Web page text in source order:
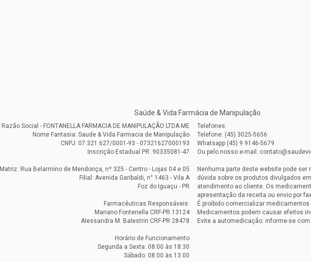
Saúde & Vida Farmácia de Manipulação
Razão Social - FONTANELLA FARMACIA DE MANIPULAÇÃO LTDA ME
Nome Fantasia: Saude & Vida Farmacia de Manipulação
CNPJ: 07.321.627/0001-93 - 07321627000193
Inscrição Estadual PR: 90335081-47
Matriz: Rua Belarmino de Mendonça, nº 325 - Centro - Lojas 04 e 05
Filial: Avenida Garibaldi, n° 1463 - Vila A
Foz do Iguaçu - PR
Farmacêuticas Responsáveis:
Mariano Fontenella CRF-PR 13124
Alessandra M. Balestrin CRF-PR 28478
Horário de Funcionamento
Segunda a Sexta: 08:00 às 18:30
Sábado: 08:00 às 13:00
Telefones:
Telefone: (45) 3025-5656
Whatsapp (45) 9 9146-5679
Ou pelo nosso e-mail:
Nenhuma parte deste website pode
dúvida sobre os produtos divulgados
atendimento ao cliente. Os
apresentação da receita ou envio por
É proibido comercializar
Medicamentos podem causar efeitos
Evite a automedicação: informe-se